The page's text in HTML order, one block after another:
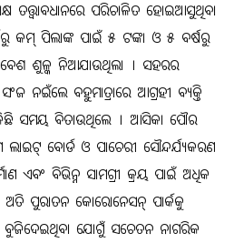
ତତ୍ତ୍ୱାବଧାନରେ ପରିଚାଳିତ ହୋଇଆସୁଥିବା
କମ୍‍ ପିଲାଙ୍କ ପାଇଁ ୫ ଟଙ୍କା ଓ ୫ ବର୍ଷରୁ
ଶୁଳ୍କ ନିଆଯାଉଥିଲା । ସହରର
ନଇଁଲେ ବହୁମାତ୍ରାରେ ଆଗ୍ରହୀ ବ୍ୟକ୍ତି
ସମୟ ବିତାଉଥିଲେ । ଆସିକା ପୌର
ଲାଇଟ୍‍ ବୋର୍ଡ ଓ ପାଚେରୀ ସୌନ୍ଦର୍ଯ୍ୟକରଣ
ଏବଂ ବିଭିନ୍ନ ସାମଗ୍ରୀ କ୍ରୟ ପାଇଁ ଅଧିକ
ଅତି ପୁରାତନ କୋରୋନେସନ୍‍ ପାର୍କକୁ
ବୁଜିଦେଇଥିବା ଯୋଗୁଁ ସଚେତନ ନାଗରିକ